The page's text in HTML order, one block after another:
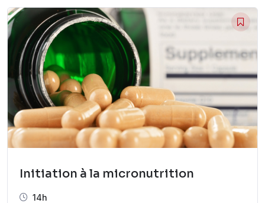
Initiation à la micronutrition
14h